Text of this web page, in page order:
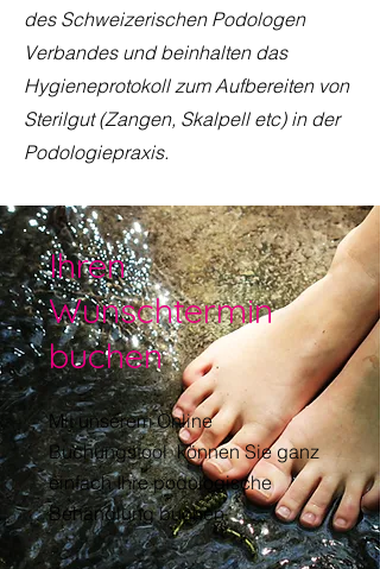
des Schweizerischen Podologen
Verbandes und beinhalten das
Hygieneprotokoll zum Aufbereiten von
Sterilgut (Zangen, Skalpell etc) in der
Podologiepraxis.
Ihren
Wunschtermin
buchen
Mit unserem Online
Buchungstool können Sie ganz
einfach Ihre podologische
Behandlung buchen.